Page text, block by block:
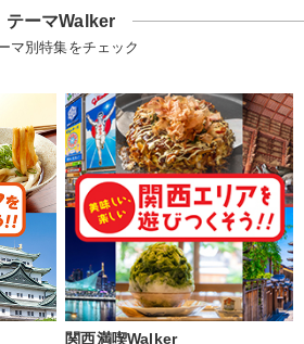
テーマWalker
マ別特集をチェック
関西満喫Walker